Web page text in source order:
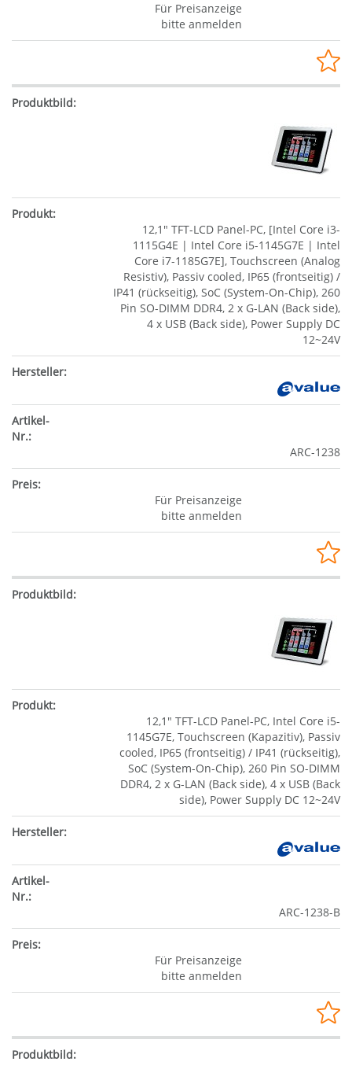
Für Preisanzeige
bitte anmelden
12,1" TFT-LCD Panel-PC, [Intel Core i3-
1115G4E | Intel Core i5-1145G7E | Intel
Core i7-1185G7E], Touchscreen (Analog
Resistiv), Passiv cooled, IP65 (frontseitig) /
IP41 (rückseitig), SoC (System-On-Chip), 260
Pin SO-DIMM DDR4, 2 x G-LAN (Back side),
4 x USB (Back side), Power Supply DC
12~24V
ARC-1238
Für Preisanzeige
bitte anmelden
12,1" TFT-LCD Panel-PC, Intel Core i5-
1145G7E, Touchscreen (Kapazitiv), Passiv
cooled, IP65 (frontseitig) / IP41 (rückseitig),
SoC (System-On-Chip), 260 Pin SO-DIMM
DDR4, 2 x G-LAN (Back side), 4 x USB (Back
side), Power Supply DC 12~24V
ARC-1238-B
Für Preisanzeige
bitte anmelden